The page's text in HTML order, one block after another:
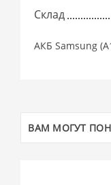
Склад
АКБ Samsung
ВАМ МОГУТ